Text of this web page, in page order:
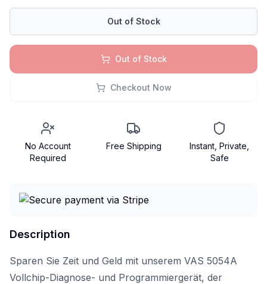
Out of Stock
Out of Stock
Checkout Now
No Account
Required
Free Shipping
Instant, Private,
Safe
Description
Sparen Sie Zeit und Geld mit unserem VAS 5054A
Vollchip-Diagnose- und Programmiergerät, der